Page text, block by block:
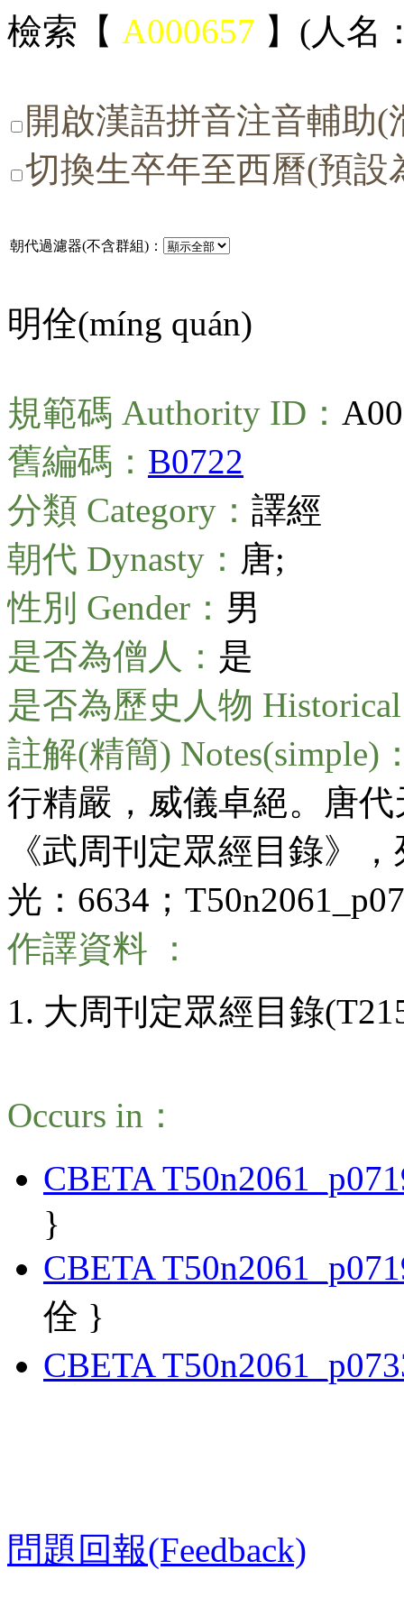
檢索【 A000657 】(人名
開啟漢語拼音注音輔助
切換生卒年至西曆(預設
朝代過濾器(不含群組)：
明佺(míng quán)
規範碼 Authority ID：
舊編碼： B0722
分類 Category： 譯經
朝代 Dynasty： 唐;
性別 Gender： 男
是否為僧人： 是
是否為歷史人物 Historical
註解(精簡) Notes(simple)
行精嚴，威儀卓絕。唐
《武周刊定眾經目錄》
光：6634；
作譯資料 ：
大周刊定眾經目錄
Occurs in：
CBETA
}
CBETA
佺 }
CBETA
問題回報(Feedback)